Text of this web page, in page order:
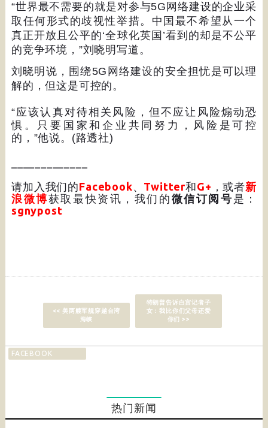
“世界最不需要的就是对参与5G 网络建设的企业采
取任何形式的歧视性举措。中国最不希望从一个
真正开放且公平的‘全球化英国 ’看到的却是不公平
的竞争环境， ”刘晓明写道。
刘晓明说，围绕5G 网络建设的安全担忧是可以理
解的，但这是可控的。
“应该认真对待相关风险，但不应让风险煽动恐
惧。只要国家和企业共同努力，风险是可控
的， ”他说。 (路透社)
请加入我们的Facebook、 Twitter和G+ ，或者新
浪微博获取最快资讯，我们的 微信订阅号 是：
sgnypost
<< 美两艘军舰穿越台湾
海峡
特朗普告诉白宫记者子
女：我比你们父母还爱
你们 >>
FACEBOOK
热门新闻